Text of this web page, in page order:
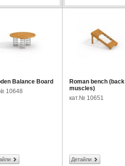
Balance Board
10648
Roman bench (back
muscles)
кат.№ 10651
Детайли